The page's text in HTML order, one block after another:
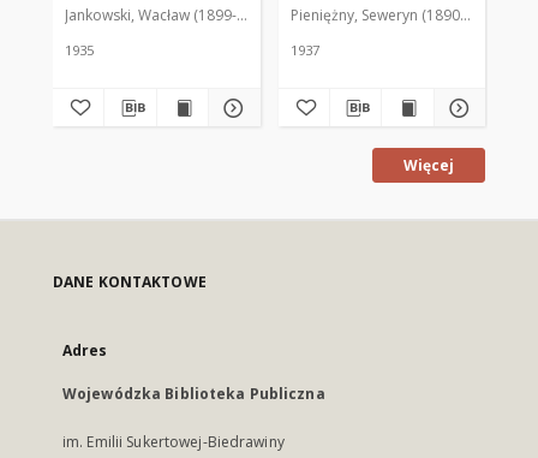
Jankowski, Wacław (1899-1975). Red.
1935
Pieniężny, Seweryn (1890-1940). Red.
1937
Więcej
DANE KONTAKTOWE
Adres
Wojewódzka Biblioteka Publiczna
im. Emilii Sukertowej-Biedrawiny